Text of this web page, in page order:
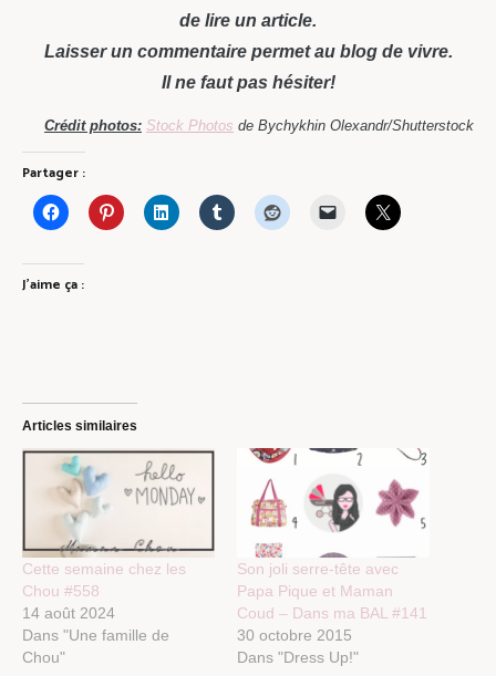
de lire un article.
Laisser un commentaire permet au blog de vivre.
Il ne faut pas hésiter!
Crédit photos: Stock Photos de Bychykhin Olexandr/Shutterstock
Partager :
J’aime ça :
Articles similaires
Cette semaine chez les
Chou #558
14 août 2024
Dans "Une famille de
Chou"
Son joli serre-tête avec
Papa Pique et Maman
Coud – Dans ma BAL #141
30 octobre 2015
Dans "Dress Up!"